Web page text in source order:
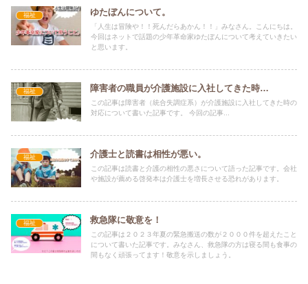
福祉 ゆたぼんについて。
「人生は冒険や！！死んだらあかん！！」みなさん。こんにちは。
今回はネットで話題の少年革命家ゆたぼんについて考えていきたい
と思います。
福祉 障害者の職員が介護施設に入社してきた時…
この記事は障害者（統合失調症系）が介護施設に入社してきた時の
対応について書いた記事です。 今回の記事...
福祉 介護士と読書は相性が悪い。
この記事は読書と介護の相性の悪さについて語った記事です。会社
や施設が薦める啓発本は介護士を増長させる恐れがあります。
福祉 救急隊に敬意を！
この記事は２０２３年夏の緊急搬送の数が２０００件を超えたこと
について書いた記事です。みなさん、救急隊の方は寝る間も食事の
間もなく頑張ってます！敬意を示しましょう。